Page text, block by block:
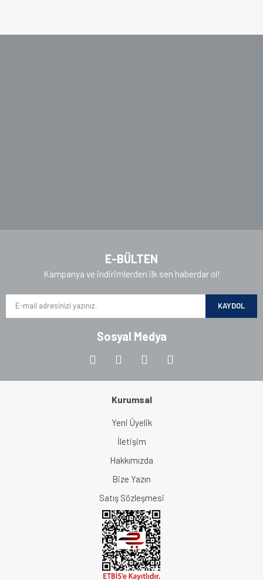
E-BÜLTEN
Kampanya ve indirimlerden ilk sen haberdar ol!
KAYDOL
Sosyal Medya
Kurumsal
Yeni Üyelik
İletişim
Hakkımızda
Bize Yazın
Satış Sözleşmesi